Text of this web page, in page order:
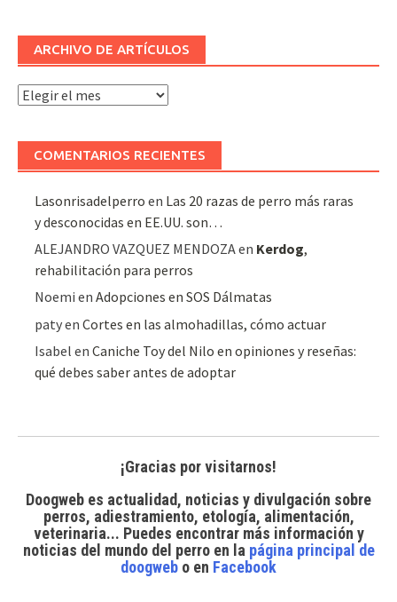
ARCHIVO DE ARTÍCULOS
Archivo
COMENTARIOS RECIENTES
Lasonrisadelperro en Las 20 razas de perro más raras
y desconocidas en EE.UU. son…
ALEJANDRO VAZQUEZ MENDOZAen Kerdog,
rehabilitación para perros
Noemi enAdopciones en SOS Dálmatas
patyenCortes en las almohadillas, cómo actuar
Isabel enCaniche Toy del Nilo en opiniones y reseñas:
qué debes saber antes de adoptar
¡Gracias por visitarnos!
Doogweb es actualidad, noticias y divulgación sobre
perros, adiestramiento, etología, alimentación,
veterinaria... Puedes encontrar más información y
noticias del mundo del perroen la página principal de
doogweb o en Facebook